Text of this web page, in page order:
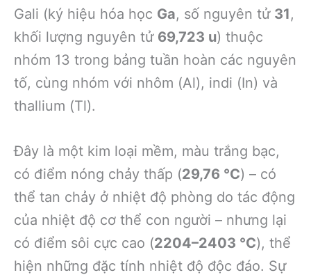
Gali (ký hiệu hóa học Ga, số nguyên tử 31,
khối lượng nguyên tử 69,723 u) thuộc
nhóm 13 trong bảng tuần hoàn các nguyên
tố, cùng nhóm với nhôm (Al), indi (In) và
thallium (Tl).
Đây là một kim loại mềm, màu trắng bạc,
có điểm nóng chảy thấp (29,76 °C) – có
thể tan chảy ở nhiệt độ phòng do tác động
của nhiệt độ cơ thể con người – nhưng lại
có điểm sôi cực cao (2204–2403 °C), thể
hiện những đặc tính nhiệt độ độc đáo. Sự